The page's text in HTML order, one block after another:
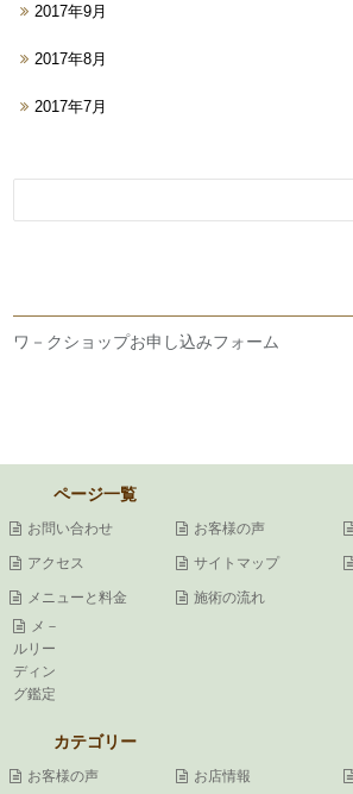
2017年9月
2017年8月
2017年7月
ワ－クショップお申し込みフォーム
ページ一覧
お問い合わせ お客様の声
アクセス サイトマップ
メニューと料金
メ－
ルリー
ディン
グ鑑定
施術の流れ
カテゴリー
お客様の声 お店情報